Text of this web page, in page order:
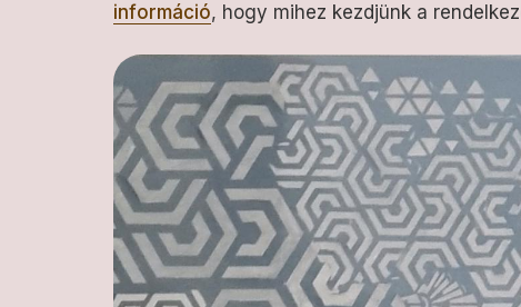
információ, hogy mihez kezdjünk a